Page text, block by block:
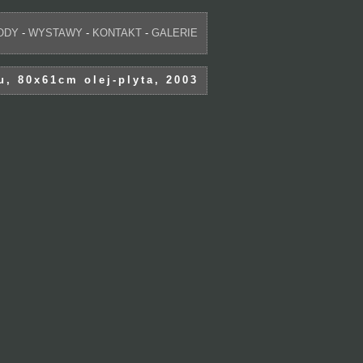
- WYSTAWY - KONTAKT - GALERIE
80x61cm olej-plyta, 2003